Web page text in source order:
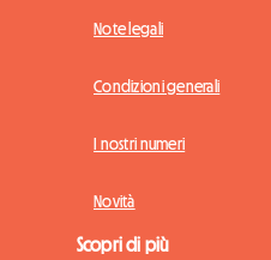
Note legali
Condizioni generali
I nostri numeri
Novità
Scopri di più